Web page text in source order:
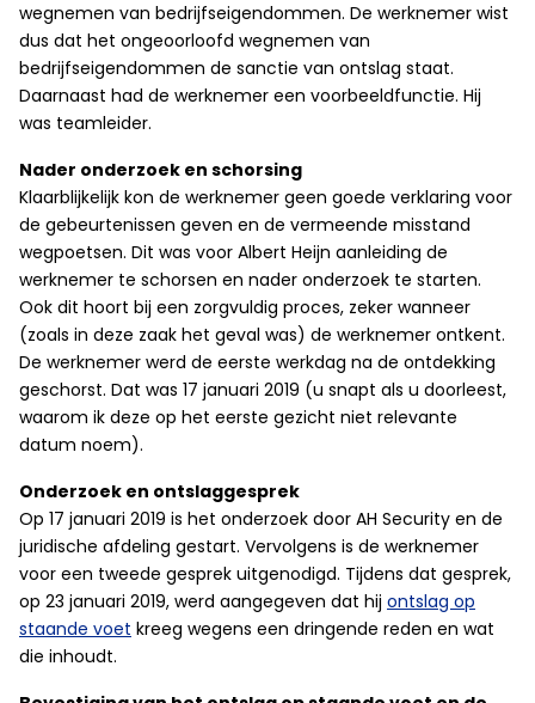
wegnemen van bedrijfseigendommen. De werknemer wist
dus dat het ongeoorloofd wegnemen van
bedrijfseigendommen de sanctie van ontslag staat.
Daarnaast had de werknemer een voorbeeldfunctie. Hij
was teamleider.
Nader onderzoek en schorsing
Klaarblijkelijk kon de werknemer geen goede verklaring voor
de gebeurtenissen geven en de vermeende misstand
wegpoetsen. Dit was voor Albert Heijn aanleiding de
werknemer te schorsen en nader onderzoek te starten.
Ook dit hoort bij een zorgvuldig proces, zeker wanneer
(zoals in deze zaak het geval was) de werknemer ontkent.
De werknemer werd de eerste werkdag na de ontdekking
geschorst. Dat was 17 januari 2019 (u snapt als u doorleest,
waarom ik deze op het eerste gezicht niet relevante
datum noem).
Onderzoek en ontslaggesprek
Op 17 januari 2019 is het onderzoek door AH Security en de
juridische afdeling gestart. Vervolgens is de werknemer
voor een tweede gesprek uitgenodigd. Tijdens dat gesprek,
op 23 januari 2019, werd aangegeven dat hij ontslag op
staande voet kreeg wegens een dringende reden en wat
die inhoudt.